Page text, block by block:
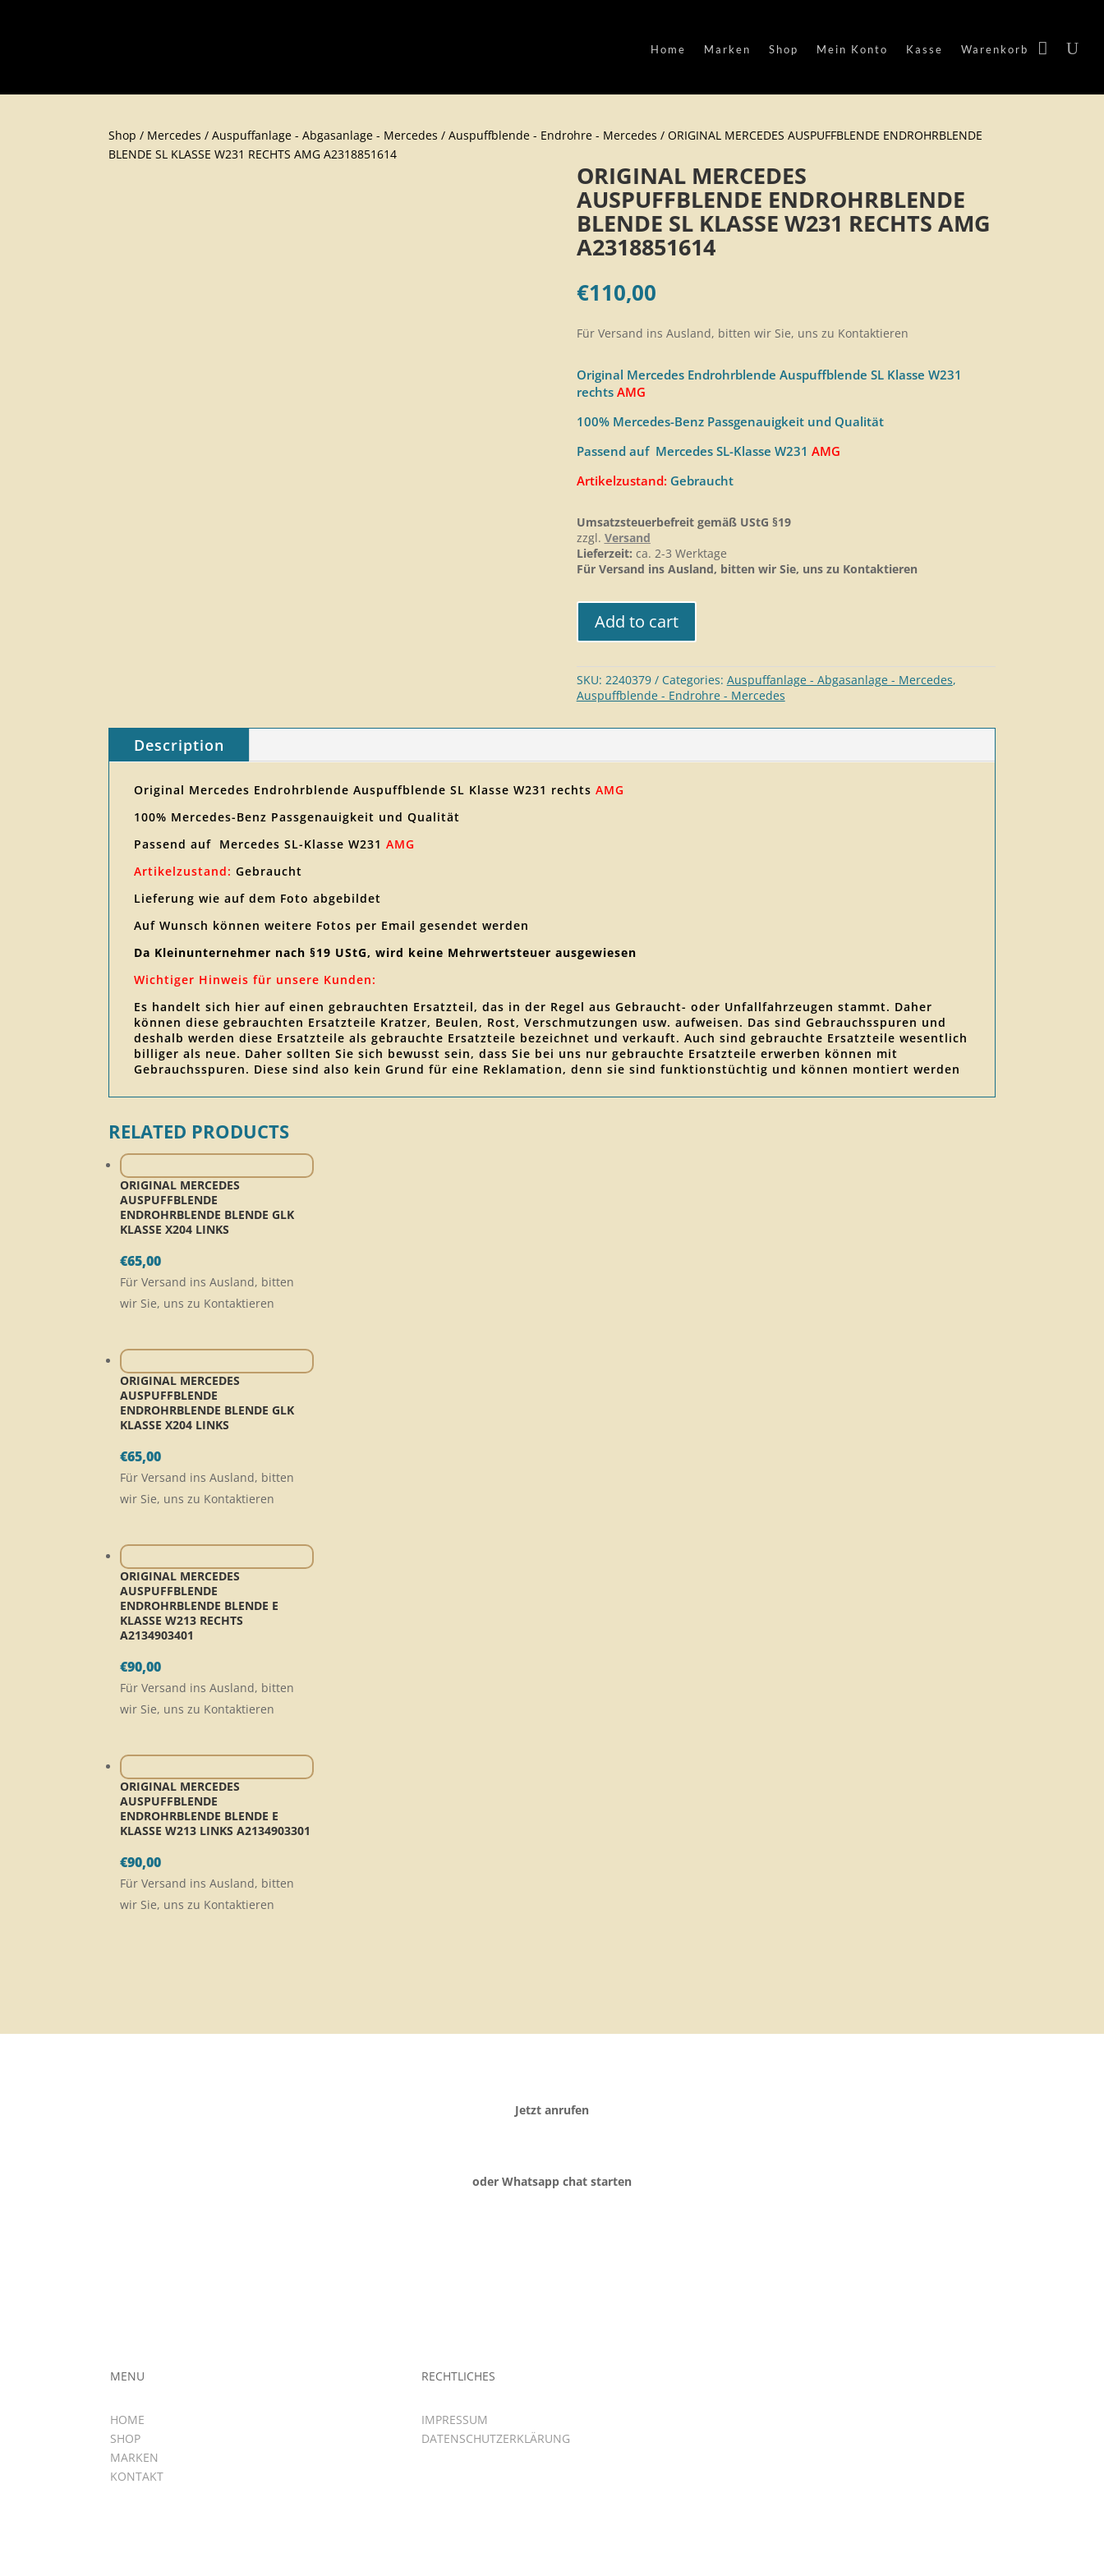
Home Marken Shop Mein Konto Kasse Warenkorb
Shop / Mercedes / Auspuffanlage - Abgasanlage - Mercedes / Auspuffblende - Endrohre - Mercedes / ORIGINAL MERCEDES AUSPUFFBLENDE ENDROHRBLENDE
BLENDE SL KLASSE W231 RECHTS AMG A2318851614
ORIGINAL MERCEDES
AUSPUFFBLENDE ENDROHRBLENDE
BLENDE SL KLASSE W231 RECHTS AMG
A2318851614
€110,00
Für Versand ins Ausland, bitten wir Sie, uns zu Kontaktieren
Original Mercedes Endrohrblende Auspuffblende SL Klasse W231
rechts AMG
100% Mercedes-Benz Passgenauigkeit und Qualität
Passend auf Mercedes SL-Klasse W231 AMG
Artikelzustand: Gebraucht
Umsatzsteuerbefreit gemäß UStG §19
zzgl. Versand
Lieferzeit: ca. 2-3 Werktage
Für Versand ins Ausland, bitten wir Sie, uns zu Kontaktieren
Add to cart
SKU: 2240379 Categories: Auspuffanlage - Abgasanlage - Mercedes,
Auspuffblende - Endrohre - Mercedes
Description
Original Mercedes Endrohrblende Auspuffblende SL Klasse W231 rechts AMG
100% Mercedes-Benz Passgenauigkeit und Qualität
Passend auf Mercedes SL-Klasse W231 AMG
Artikelzustand: Gebraucht
Lieferung wie auf dem Foto abgebildet
Auf Wunsch können weitere Fotos per Email gesendet werden
Da Kleinunternehmer nach §19 UStG, wird keine Mehrwertsteuer ausgewiesen
Wichtiger Hinweis für unsere Kunden:
Es handelt sich hier auf einen gebrauchten Ersatzteil, das in der Regel aus Gebraucht- oder Unfallfahrzeugen stammt. Daher
können diese gebrauchten Ersatzteile Kratzer, Beulen, Rost, Verschmutzungen usw. aufweisen. Das sind Gebrauchsspuren und
deshalb werden diese Ersatzteile als gebrauchte Ersatzteile bezeichnet und verkauft. Auch sind gebrauchte Ersatzteile wesentlich
billiger als neue. Daher sollten Sie sich bewusst sein, dass Sie bei uns nur gebrauchte Ersatzteile erwerben können mit
Gebrauchsspuren. Diese sind also kein Grund für eine Reklamation, denn sie sind funktionstüchtig und können montiert werden
RELATED PRODUCTS
ORIGINAL MERCEDES
AUSPUFFBLENDE
ENDROHRBLENDE BLENDE GLK
KLASSE X204 LINKS
€65,00
Für Versand ins Ausland, bitten
wir Sie, uns zu Kontaktieren
ORIGINAL MERCEDES
AUSPUFFBLENDE
ENDROHRBLENDE BLENDE GLK
KLASSE X204 LINKS
€65,00
Für Versand ins Ausland, bitten
wir Sie, uns zu Kontaktieren
ORIGINAL MERCEDES
AUSPUFFBLENDE
ENDROHRBLENDE BLENDE E
KLASSE W213 RECHTS
A2134903401
€90,00
Für Versand ins Ausland, bitten
wir Sie, uns zu Kontaktieren
ORIGINAL MERCEDES
AUSPUFFBLENDE
ENDROHRBLENDE BLENDE E
KLASSE W213 LINKS A2134903301
€90,00
Für Versand ins Ausland, bitten
wir Sie, uns zu Kontaktieren
Jetzt anrufen
oder Whatsapp chat starten
MENU
HOME
SHOP
MARKEN
KONTAKT
RECHTLICHES
IMPRESSUM
DATENSCHUTZERKLÄRUNG